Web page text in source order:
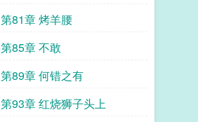
第81章 烤羊腰
第85章 不敢
第89章 何错之有
第93章 红烧狮子头上